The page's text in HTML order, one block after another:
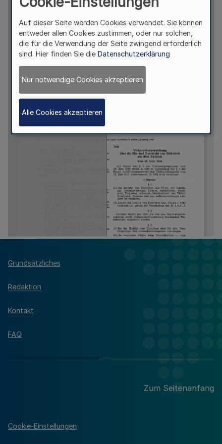
Grundsätzliches
Redaktion
Kontakt
FAQ
Zum Seitenanfang
Cookie-Einstellungen
Auf dieser Seite werden Cookies verwendet. Sie können
entweder allen Cookies zustimmen, oder nur solchen,
die für die Verwendung der Seite zwingend erforderlich
sind. Hier finden Sie die Datenschutzerklärung
Nur notwendige Cookies akzeptieren
Alle Cookies akzeptieren